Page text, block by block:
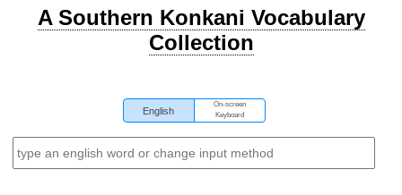
A Southern Konkani Vocabulary
Collection
English
On-screen
Keyboard